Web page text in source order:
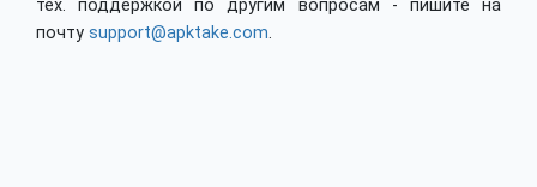
тех. поддержкой по другим вопросам - пишите на
почту support@apktake.com.